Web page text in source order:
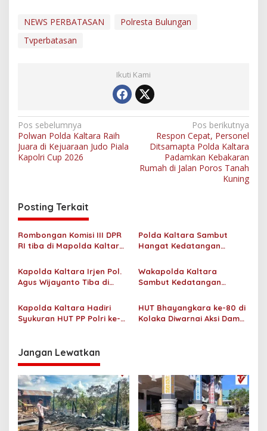
NEWS PERBATASAN
Polresta Bulungan
Tvperbatasan
Ikuti Kami
N
a
v
a
s
i
o
Pos sebelumnya
Polwan Polda Kaltara Raih
Juara di Kejuaraan Judo Piala
Kapolri Cup 2026
Pos berikutnya
Respon Cepat, Personel
Ditsamapta Polda Kaltara
Padamkan Kebakaran
Rumah di Jalan Poros Tanah
Kuning
Posting Terkait
Rombongan Komisi III DPR
RI tiba di Mapolda Kaltara,
Wakapolda dan
Forkopimda
Polda Kaltara Sambut
Hangat Kedatangan
Agus Wijayanto Beserta
Ketua Bhayangkari Daerah
Kapolda Kaltara Irjen Pol.
Agus Wijayanto Tiba di
Prosesi Adat dan
Forkopimda
Wakapolda Kaltara
Sambut Kedatangan
Juwata Tarakan
Kapolda Kaltara Hadiri
Syukuran HUT PP Polri ke-27
HUT Bhayangkara ke-80 di
Kolaka Diwarnai Aksi Damai
Jangan Lewatkan